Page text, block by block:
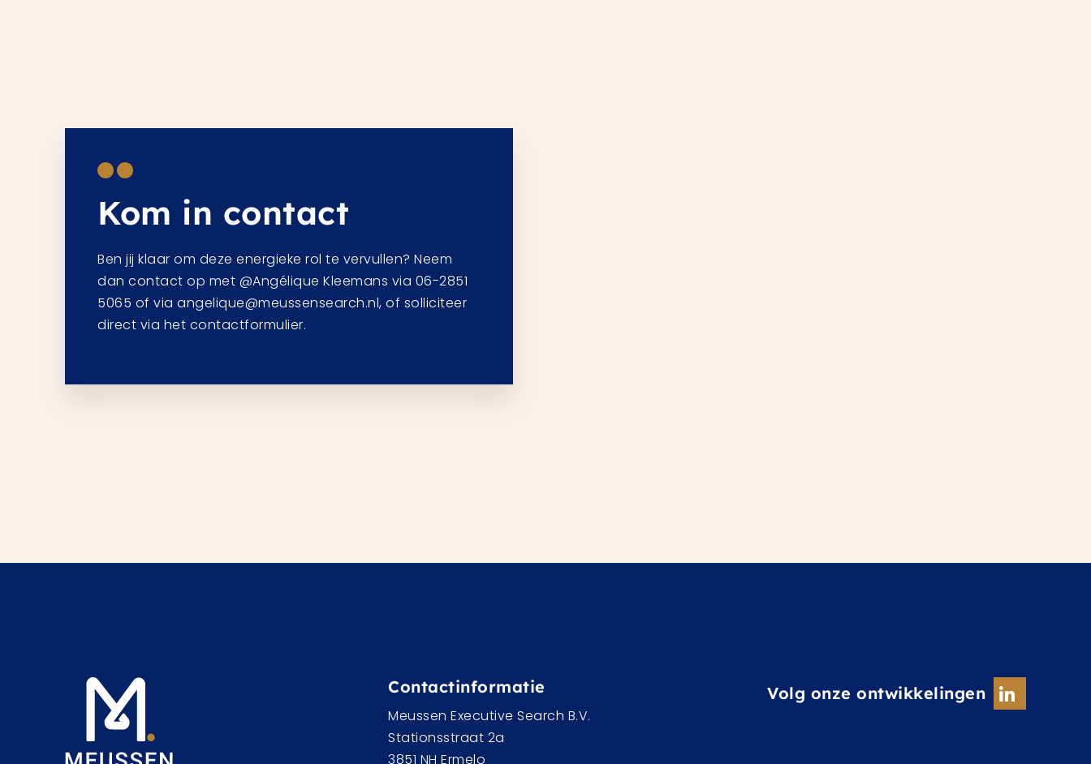
Kom in contact
Ben jij klaar om deze energieke rol te vervullen? Neem
dan contact op met @Angélique Kleemans via 06-2851
5065 of via angelique@meussensearch.nl, of solliciteer
direct via het contactformulier.
Contactinformatie
Meussen Executive Search B.V.
Stationsstraat 2a
3851 NH Ermelo
Volg onze ontwikkelingen